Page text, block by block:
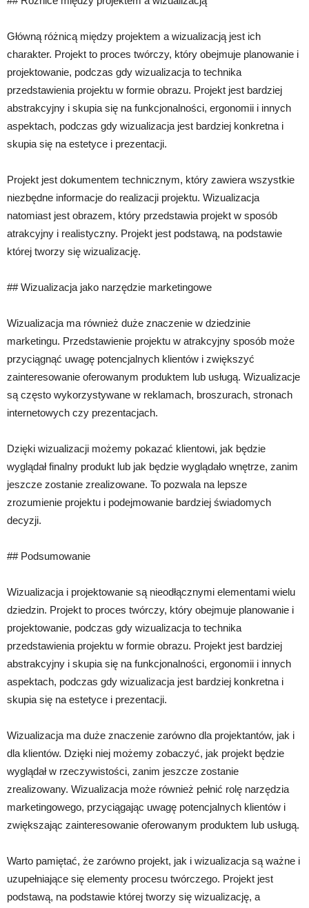
Główną różnicą między projektem a wizualizacją jest ich
charakter. Projekt to proces twórczy, który obejmuje planowanie i
projektowanie, podczas gdy wizualizacja to technika
przedstawienia projektu w formie obrazu. Projekt jest bardziej
abstrakcyjny i skupia się na funkcjonalności, ergonomii i innych
aspektach, podczas gdy wizualizacja jest bardziej konkretna i
skupia się na estetyce i prezentacji.
Projekt jest dokumentem technicznym, który zawiera wszystkie
niezbędne informacje do realizacji projektu. Wizualizacja
natomiast jest obrazem, który przedstawia projekt w sposób
atrakcyjny i realistyczny. Projekt jest podstawą, na podstawie
której tworzy się wizualizację.
## Wizualizacja jako narzędzie marketingowe
Wizualizacja ma również duże znaczenie w dziedzinie
marketingu. Przedstawienie projektu w atrakcyjny sposób może
przyciągnąć uwagę potencjalnych klientów i zwiększyć
zainteresowanie oferowanym produktem lub usługą. Wizualizacje
są często wykorzystywane w reklamach, broszurach, stronach
internetowych czy prezentacjach.
Dzięki wizualizacji możemy pokazać klientowi, jak będzie
wyglądał finalny produkt lub jak będzie wyglądało wnętrze, zanim
jeszcze zostanie zrealizowane. To pozwala na lepsze
zrozumienie projektu i podejmowanie bardziej świadomych
decyzji.
## Podsumowanie
Wizualizacja i projektowanie są nieodłącznymi elementami wielu
dziedzin. Projekt to proces twórczy, który obejmuje planowanie i
projektowanie, podczas gdy wizualizacja to technika
przedstawienia projektu w formie obrazu. Projekt jest bardziej
abstrakcyjny i skupia się na funkcjonalności, ergonomii i innych
aspektach, podczas gdy wizualizacja jest bardziej konkretna i
skupia się na estetyce i prezentacji.
Wizualizacja ma duże znaczenie zarówno dla projektantów, jak i
dla klientów. Dzięki niej możemy zobaczyć, jak projekt będzie
wyglądał w rzeczywistości, zanim jeszcze zostanie
zrealizowany. Wizualizacja może również pełnić rolę narzędzia
marketingowego, przyciągając uwagę potencjalnych klientów i
zwiększając zainteresowanie oferowanym produktem lub usługą.
Warto pamiętać, że zarówno projekt, jak i wizualizacja są ważne i
uzupełniające się elementy procesu twórczego. Projekt jest
podstawą, na podstawie której tworzy się wizualizację, a